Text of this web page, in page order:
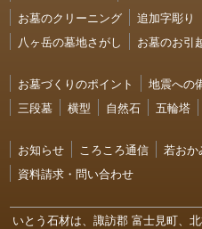
お墓のクリーニング
追加字彫り
八ヶ岳の墓地さがし
お墓のお引
お墓づくりのポイント 地震への
三段墓
横型 自然石 五輪塔
お知らせ ころころ通信
若おか
資料請求・問い合わせ
いとう石材は、諏訪郡 富士見町、